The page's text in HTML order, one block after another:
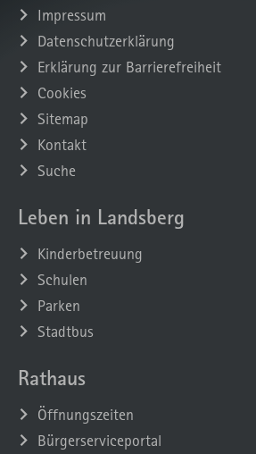
Impressum
Datenschutzerklärung
Erklärung zur Barrierefreiheit
Cookies
Sitemap
Kontakt
Suche
Leben in Landsberg
Kinderbetreuung
Schulen
Parken
Stadtbus
Rathaus
Öffnungszeiten
Bürgerserviceportal